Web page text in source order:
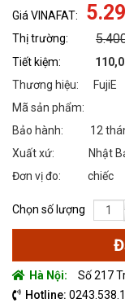
Giá VINAFAT:
Thị trường:
Tiết kiệm:
Thương hiệu: FujiE
Mã sản phẩm:
Bảo hành: 12
Xuất xứ: Nhật
Đơn vị đo: chiếc
Chọn số lượng
Hà Nội:
Số 217
Hotline: